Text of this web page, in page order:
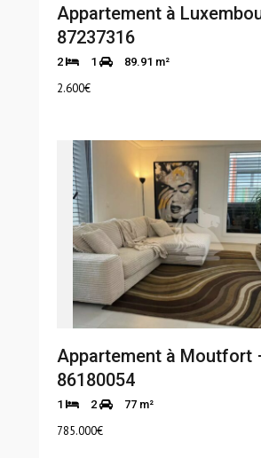
Appartement à
87237316
2 1 89.91 m²
2.600€
Appartement à Moutfort
86180054
1 2 77 m²
785.000€